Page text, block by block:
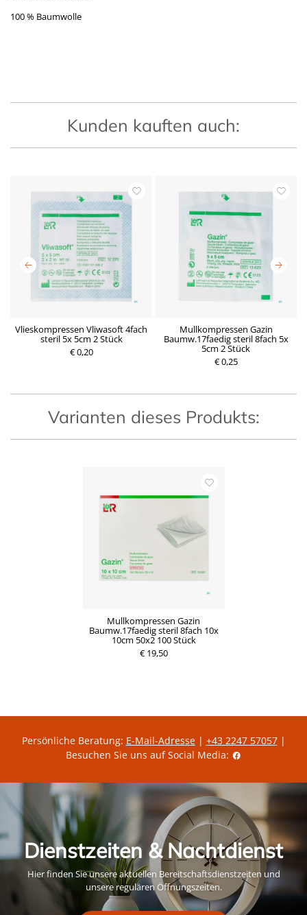
100 % Baumwolle
Kunden kauften auch:
Vlieskompressen Vliwasoft 4fach
steril 5x 5cm 2 Stück
€ 0,20
Mullkompressen Gazin
Baumw.17faedig steril 8fach 5x
5cm 2 Stück
€ 0,25
Varianten dieses Produkts:
Mullkompressen Gazin
Baumw.17faedig steril 8fach 10x
10cm 50x2 100 Stück
€ 19,50
Persönliche Beratung: E-Mail-Adresse| +43 2247 57057|
Besuchen Sie uns auf Social Media:
Dienstzeiten & Nachtdienst
Hier finden Sie unsere aktuellen Bereitschaftsdienstzeiten und
unsere regulären Öffnungszeiten.